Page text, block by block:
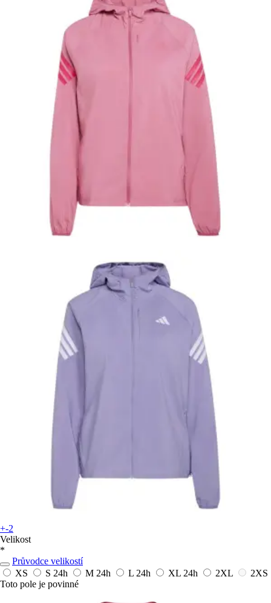
+-2
Velikost
*
Průvodce velikostí
XS
S 24h M 24h L 24h XL 24h 2XL
2XS
Toto pole je povinné